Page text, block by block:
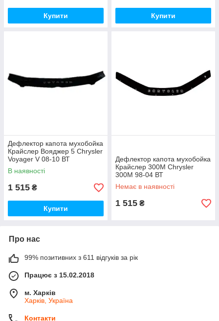
Купити Купити
Дефлектор капота мухобойка
Крайслер Вояджер 5 Chrysler
Voyager V 08-10 ВТ
В наявності
1 515 ₴
Купити
Дефлектор капота мухобойка
Крайслер 300М Chrysler
300M 98-04 ВТ
Немає в наявності
1 515 ₴
Про нас
99% позитивних з 611 відгуків за рік
Працює з 15.02.2018
м. Харків
Харків, Україна
Контакти